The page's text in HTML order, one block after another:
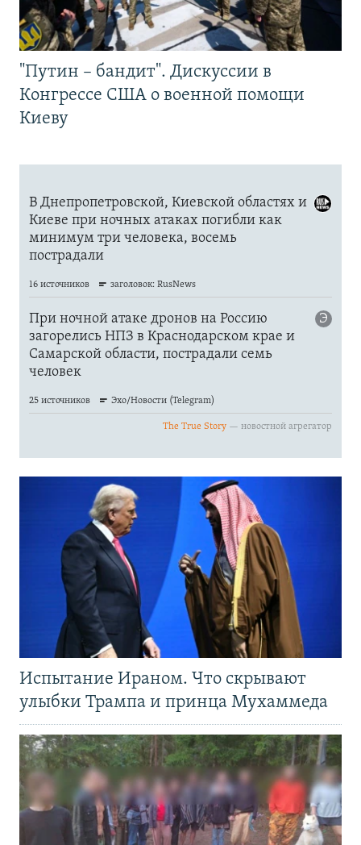
"Путин – бандит". Дискуссии в
Конгрессе США о военной помощи
Киеву
Испытание Ираном. Что скрывают
улыбки Трампа и принца Мухаммеда